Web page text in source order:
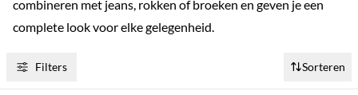
combineren met jeans, rokken of broeken en geven je een
complete look voor elke gelegenheid.
Filters Sorteren
Koop min. 2 & bespaar 20% Koop min. 2 & bespaar 20%